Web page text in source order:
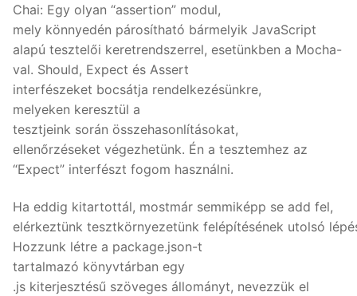
Chai: Egy olyan “assertion” modul,
mely könnyedén párosítható bármelyik JavaScript
alapú tesztelői keretrendszerrel, esetünkben a Mocha-
val. Should, Expect és Assert
interfészeket bocsátja rendelkezésünkre,
melyeken keresztül a
tesztjeink során összehasonlításokat,
ellenőrzéseket végezhetünk. Én a tesztemhez az
“Expect” interfészt fogom használni.
Ha eddig kitartottál, mostmár semmiképp se add fel,
elérkeztünk tesztkörnyezetünk felépítésének utolsó
Hozzunk létre a package.json-t
tartalmazó könyvtárban egy
.js kiterjesztésű szöveges állományt, nevezzük el